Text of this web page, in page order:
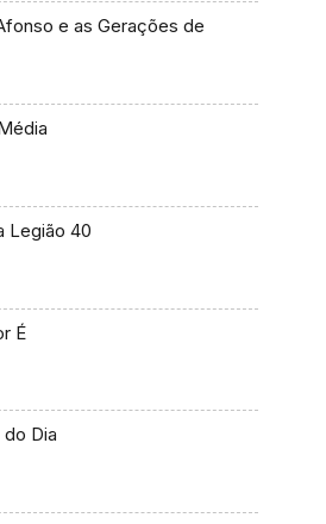
e as Gerações de
Legião 40
É
Dia